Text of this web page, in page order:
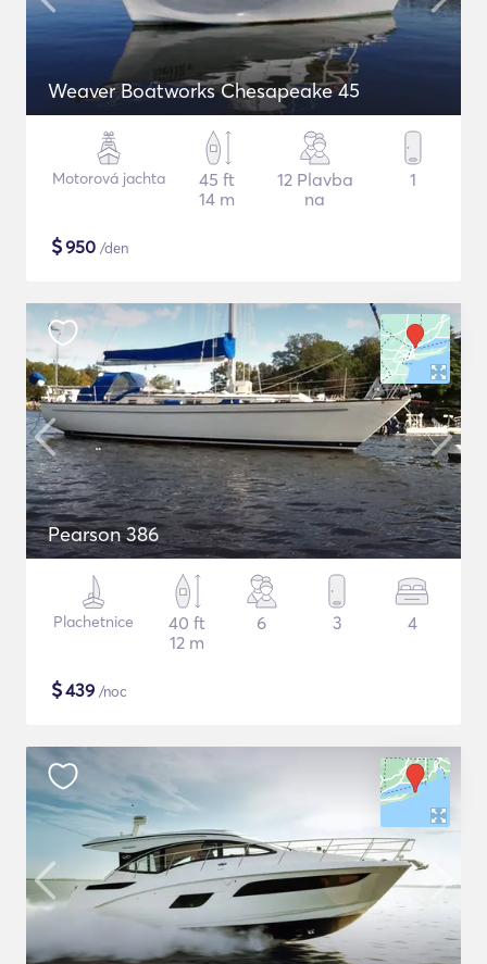
Weaver Boatworks Chesapeake 45
Motorová jachta
45 ft
14 m
12 Plavba
na
1
$950 /den
Pearson 386
Plachetnice
40 ft
12 m
6 3 4
$439 /noc